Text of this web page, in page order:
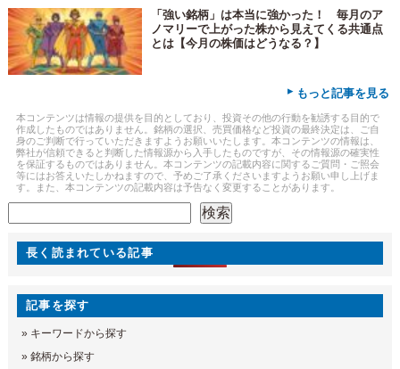
「強い銘柄」は本当に強かった！ 毎月のア
ノマリーで上がった株から見えてくる共通点
とは【今月の株価はどうなる？】
▸ もっと記事を見る
本コンテンツは情報の提供を目的としており、投資その他の行動を勧誘する目的で
作成したものではありません。銘柄の選択、売買価格など投資の最終決定は、ご自
身のご判断で行っていただきますようお願いいたします。本コンテンツの情報は、
弊社が信頼できると判断した情報源から入手したものですが、その情報源の確実性
を保証するものではありません。本コンテンツの記載内容に関するご質問・ご照会
等にはお答えいたしかねますので、予めご了承くださいますようお願い申し上げま
す。また、本コンテンツの記載内容は予告なく変更することがあります。
検索
長く読まれている記事
記事を探す
» キーワードから探す
» 銘柄から探す